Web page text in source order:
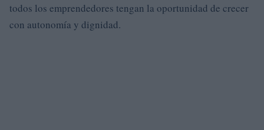
todos los emprendedores tengan la oportunidad de crecer
con autonomía y dignidad.